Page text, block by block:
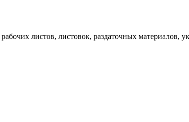
листов, листовок, раздаточных материалов,